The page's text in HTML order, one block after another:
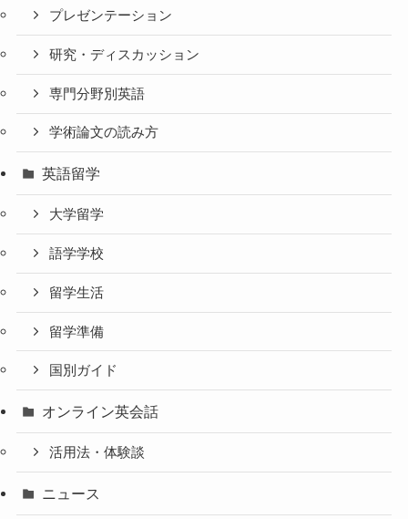
プレゼンテーション
研究・ディスカッション
専門分野別英語
学術論文の読み方
英語留学
大学留学
語学学校
留学生活
留学準備
国別ガイド
オンライン英会話
活用法・体験談
ニュース